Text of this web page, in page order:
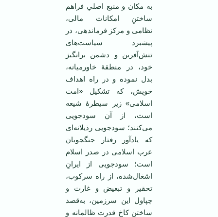
به مکان و منبع اصلیِ فراهم
ساختنِ امکانات مالی،
نظامی و مرکز فرماندهی، در
پیشبرد سیاست‌های
تنش‌آفرین و دشمن برانگیز
خود، در منطقۀ خاورمیانه،
بدل نموده و در راه اهداف
خویش، که تشکیل «امت
اسلامی» زیر سیطرۀ شیعه
است، از آن سودجویی
می‌کنند؛ سودجویی رذیلانه‌ای
که یادآور رفتار جنگجویان
عرب اسلامی در صدر اسلام
است؛ سودجویی از ایرانِ
اشغال‌شده، از راه سرکوب،
تحقیر و تبعیض و غارت و
چپاول این سرزمین، به‌قصد
ساختن کاخ قدرت ظالمانه و